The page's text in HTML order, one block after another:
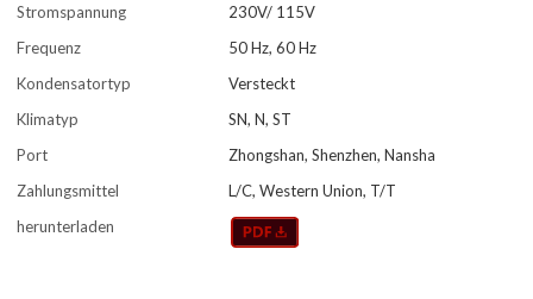
Stromspannung
230V/ 115V
Frequenz
50 Hz, 60 Hz
Kondensatortyp
Versteckt
Klimatyp
SN, N, ST
Port
Zhongshan, Shenzhen, Nansha
Zahlungsmittel
L/C, Western Union, T/T
herunterladen